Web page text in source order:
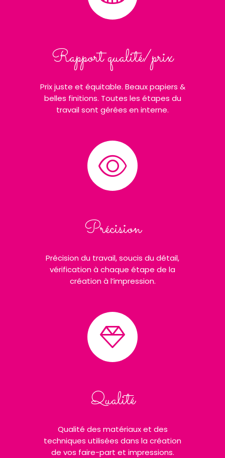
Qualité
Qualité des matériaux et des
techniques utilisées dans la création
de vos faire-part et impressions.
Précision
Précision du travail, soucis du détail,
vérification à chaque étape de la
création à l’impression.
Rapport qualité/prix
Prix juste et équitable. Beaux papiers &
belles finitions. Toutes les étapes du
travail sont gérées en interne.